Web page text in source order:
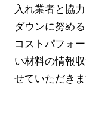
入れ業者と協
ダウンに努める
コストパフォ
い材料の情報
せていただきま